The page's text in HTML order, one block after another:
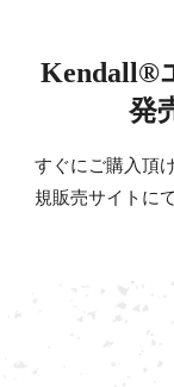
Kendall®︎
発
すぐにご購入頂
規販売サイトに